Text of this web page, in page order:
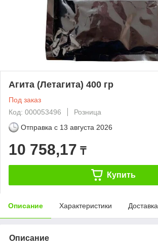
Агита (Летагита) 400 гр
Под заказ
Код: 000053496
Розница
Отправка с 13 августа 2026
10 758,17 ₸
Купить
Описание Характеристики Доставка
Описание